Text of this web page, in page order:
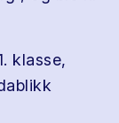
klasse,